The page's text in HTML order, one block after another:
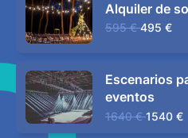
Alquiler de
595 € 495 €
Escenarios
eventos
1640 € 1540 €